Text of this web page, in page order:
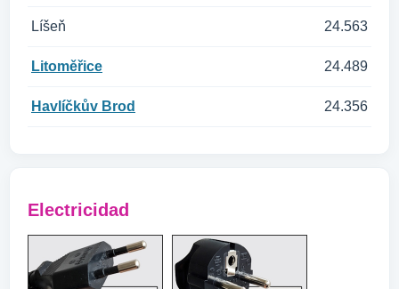
Líšeň 24.563
Litoměřice 24.489
Havlíčkův Brod 24.356
Electricidad